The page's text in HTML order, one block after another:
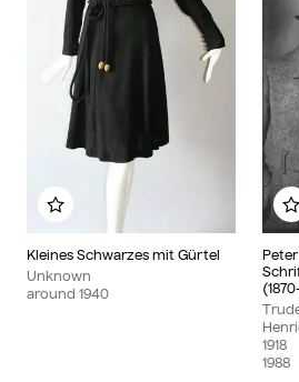
Kleines Schwarzes mit Gürtel
Unknown
around 1940
Add to my album
1918
1988